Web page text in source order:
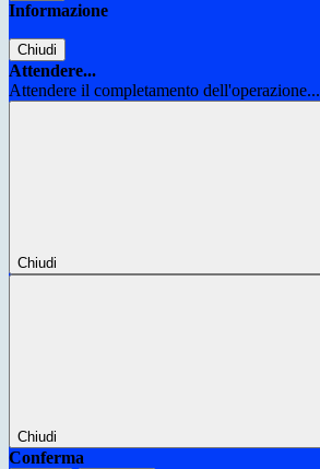
Informazione
Chiudi
Attendere...
Attendere il completamento dell'operazione...
Chiudi
Chiudi
Conferma